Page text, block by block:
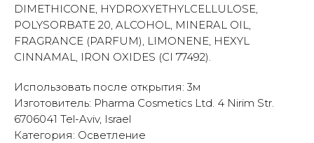
DIMETHICONE, HYDROXYETHYLCELLULOSE,
POLYSORBATE 20, ALCOHOL, MINERAL OIL,
FRAGRANCE (PARFUM), LIMONENE, HEXYL
CINNAMAL, IRON OXIDES (CI 77492).
Использовать после открытия: 3м
Изготовитель: Pharma Cosmetics Ltd. 4 Nirim Str.
6706041 Tel-Aviv, Israel
Категория: Осветление